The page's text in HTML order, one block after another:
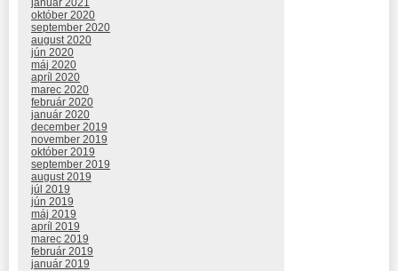
október 2020
september 2020
august 2020
jún 2020
máj 2020
apríl 2020
marec 2020
február 2020
január 2020
december 2019
november 2019
október 2019
september 2019
august 2019
júl 2019
jún 2019
máj 2019
apríl 2019
marec 2019
február 2019
január 2019